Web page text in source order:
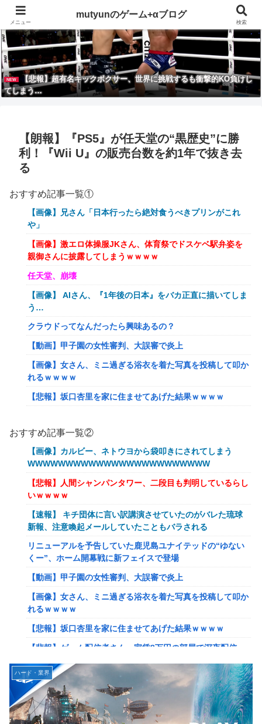
NEW
【悲報】超有名キックボクサー、世界に挑戦するも衝撃的KO負けし
てしまう…
【朗報】『PS5』が任天堂の“黒歴史”に勝
利！『Wii U』の販売台数を約1年で抜き去
る
おすすめ記事一覧①
【画像】兄さん「日本行ったら絶対食うべきプリンがこれ
や」
【画像】激エロ体操服JKさん、体育祭でドスケベ駅弁姿を
親御さんに披露してしまうｗｗｗｗ
任天堂、崩壊
【画像】 AIさん、『1年後の日本』をバカ正直に描いてしま
う…
クラウドってなんだったら興味あるの？
【動画】甲子園の女性審判、大誤審で炎上
【画像】女さん、ミニ過ぎる浴衣を着た写真を投稿して叩か
れるｗｗｗｗ
【悲報】坂口杏里を家に住ませてあげた結果ｗｗｗｗ
ｗｗｗｗｗｗｗ
「FF10の名シーン」←思い浮かべたもの
【ｗ】物凄くカワイイ子猫の取っ組み合い！
【悲報】オーケストラ演奏家「ゲーム音楽をやらないと儲か
らなくなった。本当にイライラする😡」
【艦これ】でもイベントのたびに思うんだ 空母機動部隊っ
てクソだわ！
【艦これ】ひみつの通り道 他
【艦これ】ナマケモノアガノウサギ 他
【艦これ】競泳水着いんのかよ
日産e-power、無給油で1980km走行しギネス記録を達成！
→山頂から下ってるだけでした…
イーロン・マスク「中国のロボットはデタラメで遠隔操作し
【速報】北海道江別大学生殺人事件、主犯格の川口被告(19)
に無期懲役の判決←これ、妥当だと思う？？？？？？
【悲報】女さん、歩行者を轢いた挙句、道路に倒れてどえら
いことになってしまうw w w w w w w
おすすめ記事一覧②
【画像】カルビー、ネトウヨから袋叩きにされてしまう
WWWWWWWWWWWWWWWWWWWWWWWW
【悲報】人間シャンパンタワー、二段目も判明しているらし
いｗｗｗｗ
【速報】 キチ団体に言い訳講演させていたのがバレた琉球
新報、注意喚起メールしていたこともバラされる
リニューアルを予告していた鹿児島ユナイテッドの“ゆない
くー”、ホーム開幕戦に新フェイスで登場
【動画】甲子園の女性審判、大誤審で炎上
【画像】女さん、ミニ過ぎる浴衣を着た写真を投稿して叩か
れるｗｗｗｗ
【悲報】坂口杏里を家に住ませてあげた結果ｗｗｗｗ
【悲報】ゲーム配信者さん、家賃8万円の部屋で深夜配信→
【速報】ひろゆき、離婚wwwwww
【放送事故】フジテレビ、女子大生を大量投入して闇深エロ
番組ｗｗｗｗ
ハード・業界
メニュー
mutyunのゲーム+αブログ
検索